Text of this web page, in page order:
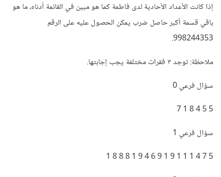
إذا كانت الأعداد الأحادية لدى فاطمة كما هو مبين في القائمة أدناه، ما هو
باقي قسمة أكبر حاصل ضرب يمكن الحصول عليه على الرقم
998244353.
ملاحظة: توجد ٣ فقرات مختلفة يجب إجابتها.
سؤال فرعي 0
5 5 4 8 1 7
سؤال فرعي 1
5 7 4 1 1 1 9 1 9 6 4 9 1 8 8 8 1